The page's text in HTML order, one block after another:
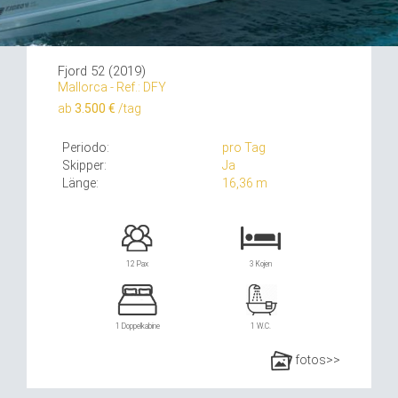
Fjord 52 (2019)
Mallorca - Ref.: DFY
ab 3.500 € /tag
Periodo:
pro Tag
Skipper:
Ja
Länge:
16,36 m
12 Pax 3 Kojen
1 Doppelkabine 1 W.C.
fotos>>